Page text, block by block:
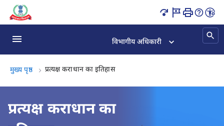
Content Updated.
विभागीय अधिकारी
मुख्य पृष्ठ प्रत्यक्ष कराधान का इतिहासप्रत्यक्ष कराधान का इतिहास, (2 का 2)
प्रत्यक्ष कराधान का